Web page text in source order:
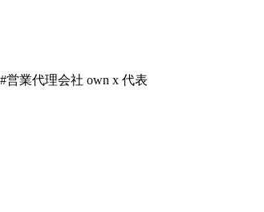
営業代理会社 own x 代表